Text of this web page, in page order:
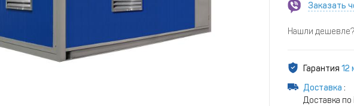
Заказать
Нашли
Гарантия 12
Доставка :
Доставка